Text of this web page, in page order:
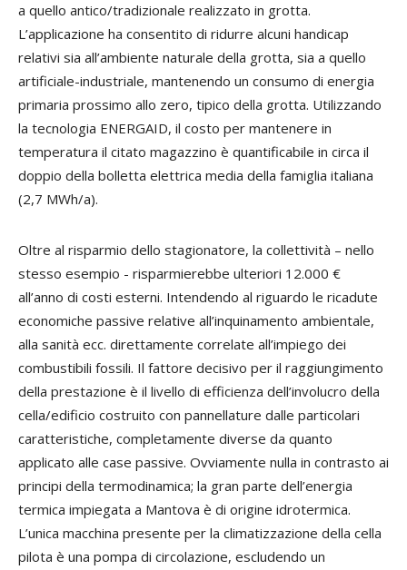
a quello antico/tradizionale realizzato in grotta.
L’applicazione ha consentito di ridurre alcuni handicap
relativi sia all’ambiente naturale della grotta, sia a quello
artificiale-industriale, mantenendo un consumo di energia
primaria prossimo allo zero, tipico della grotta. Utilizzando
la tecnologia ENERGAID, il costo per mantenere in
temperatura il citato magazzino è quantificabile in circa il
doppio della bolletta elettrica media della famiglia italiana
(2,7 MWh/a).
Oltre al risparmio dello stagionatore, la collettività – nello
stesso esempio - risparmierebbe ulteriori 12.000 €
all’anno di costi esterni. Intendendo al riguardo le ricadute
economiche passive relative all’inquinamento ambientale,
alla sanità ecc. direttamente correlate all’impiego dei
combustibili fossili. Il fattore decisivo per il raggiungimento
della prestazione è il livello di efficienza dell’involucro della
cella/edificio costruito con pannellature dalle particolari
caratteristiche, completamente diverse da quanto
applicato alle case passive. Ovviamente nulla in contrasto ai
principi della termodinamica; la gran parte dell’energia
termica impiegata a Mantova è di origine idrotermica.
L’unica macchina presente per la climatizzazione della cella
pilota è una pompa di circolazione, escludendo un